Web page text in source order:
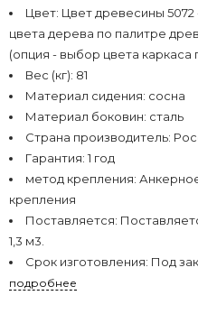
Цвет: Цвет древесины
цвета дерева по палитре
(опция - выбор цвета каркаса
Вес (кг): 81
Материал сидения: сосна
Материал боковин: сталь
Страна производитель:
Гарантия: 1 год
метод крепления:
крепления
Поставляется:
1,3 м3.
Срок изготовления: Под
подробнее